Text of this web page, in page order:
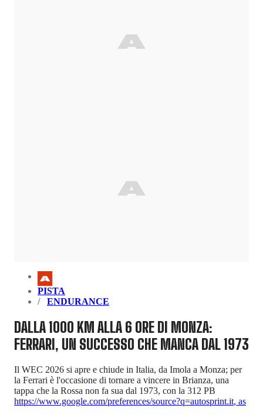
PISTA
ENDURANCE
DALLA 1000 KM ALLA 6 ORE DI MONZA:
FERRARI, UN SUCCESSO CHE MANCA DAL 1973
Il WEC 2026 si apre e chiude in Italia, da Imola a Monza; per
la Ferrari è l'occasione di tornare a vincere in Brianza, una
tappa che la Rossa non fa sua dal 1973, con la 312 PB
https://www.google.com/preferences/source?q=autosprint.it, as